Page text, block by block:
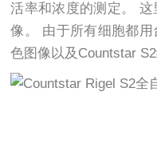
活率和浓度的测定。
像。 由于所有细胞都
色图像以及Countstar S2